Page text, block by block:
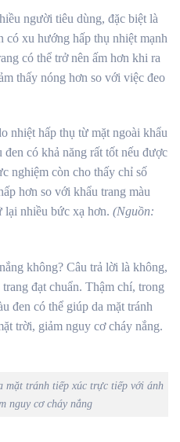
người tiêu dùng, đặc biệt là
có xu hướng hấp thụ nhiệt mạnh
có thể trở nên ấm hơn khi ra
thấy nóng hơn so với việc đeo
nhiệt hấp thụ từ mặt ngoài khẩu
có khả năng rất tốt nếu được
nghiệm còn cho thấy chỉ số
hơn so với khẩu trang màu
lại nhiều bức xạ hơn. (Nguồn:
không? Câu trả lời là không,
đạt chuẩn. Thậm chí, trong
đen có thể giúp da mặt tránh
trời, giảm nguy cơ cháy nắng.
mặt tránh tiếp xúc trực tiếp với ánh
nguy cơ cháy nắng